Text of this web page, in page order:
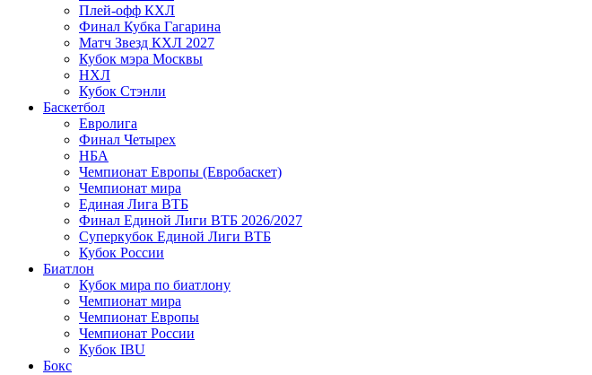
Плей-офф КХЛ
Финал Кубка Гагарина
Матч Звезд КХЛ 2027
Кубок мэра Москвы
НХЛ
Кубок Стэнли
Баскетбол
Евролига
Финал Четырех
НБА
Чемпионат Европы (Евробаскет)
Чемпионат мира
Единая Лига ВТБ
Финал Единой Лиги ВТБ 2026/2027
Суперкубок Единой Лиги ВТБ
Кубок России
Биатлон
Кубок мира по биатлону
Чемпионат мира
Чемпионат Европы
Чемпионат России
Кубок IBU
Бокс